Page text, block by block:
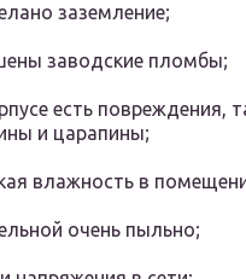
заземление;
заводские пломбы;
есть повреждения,
и царапины;
влажность в
очень пыльно;